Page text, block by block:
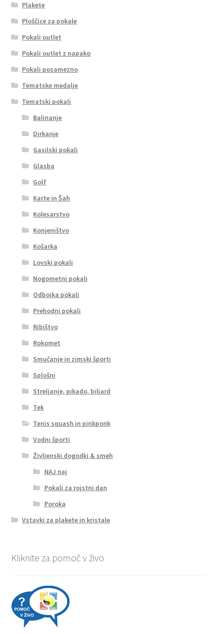
Plakete
Ploščice za pokale
Pokali outlet
Pokali outlet z napako
Pokali posamezno
Tematske medalje
Tematski pokali
Balinanje
Dirkanje
Gasilski pokali
Glasba
Golf
Karte in Šah
Kolesarstvo
Konjeništvo
Košarka
Lovski pokali
Nogometni pokali
Odbojka pokali
Prehodni pokali
Ribištvo
Rokomet
Smučanje in zimski športi
Splošni
Streljanje, pikado, biljard
Tek
Tenis squash in pinkponk
Vodni športi
Življenski dogodki & smeh
NAJ naj
Pokali za rojstni dan
Poroka
Vstavki za plakete in kristale
Kliknite za pomoč v živo